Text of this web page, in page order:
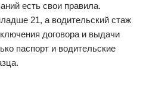
есть свои правила.
21, а водительский стаж
договора и выдачи
паспорт и водительские